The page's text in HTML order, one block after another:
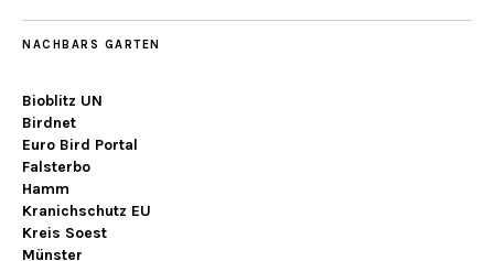
NACHBARS GARTEN
Bioblitz UN
Birdnet
Euro Bird Portal
Falsterbo
Hamm
Kranichschutz EU
Kreis Soest
Münster